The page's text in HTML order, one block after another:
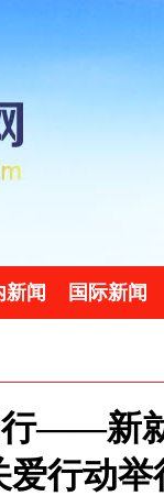
新闻 国际新闻
行——新
爱行动举